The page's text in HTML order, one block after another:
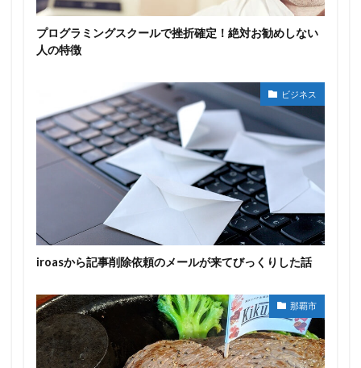
プログラミングスクールで挫折確定！絶対お勧めしない
人の特徴
ビジネス
iroasから記事削除依頼のメールが来てびっくりした話
那覇市